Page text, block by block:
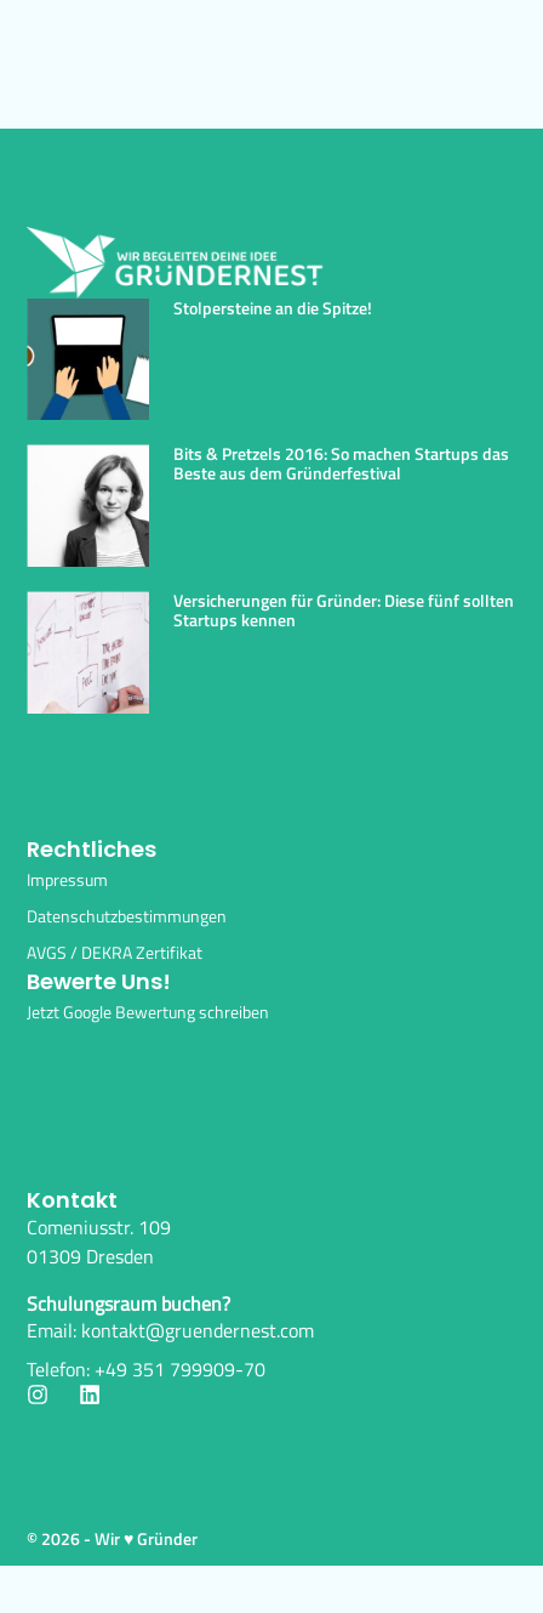
Stolpersteine an die Spitze!
Bits & Pretzels 2016: So machen Startups das
Beste aus dem Gründerfestival
Versicherungen für Gründer: Diese fünf sollten
Startups kennen
Rechtliches
Impressum
Datenschutzbestimmungen
AVGS / DEKRA Zertifikat
Bewerte Uns!
Jetzt Google Bewertung schreiben
Kontakt
Comeniusstr. 109
01309 Dresden
Schulungsraum buchen?
Email: kontakt@gruendernest.com
Telefon: +49 351 799909-70
© 2026 - Wir ♥ Gründer